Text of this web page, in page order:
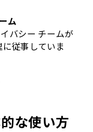
ム
バシー チームが
従事していま
な使い方